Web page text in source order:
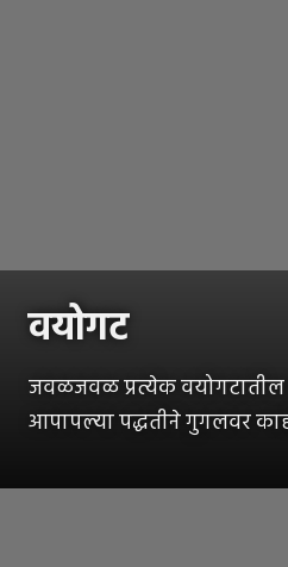
वयोगट
जवळजवळ प्रत्येक
आपापल्या पद्धतीने गुगलवर